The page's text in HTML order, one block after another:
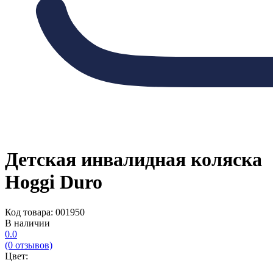
Детская инвалидная коляска
Hoggi Duro
Код товара: 001950
В наличии
0.0
(0 отзывов)
Цвет: